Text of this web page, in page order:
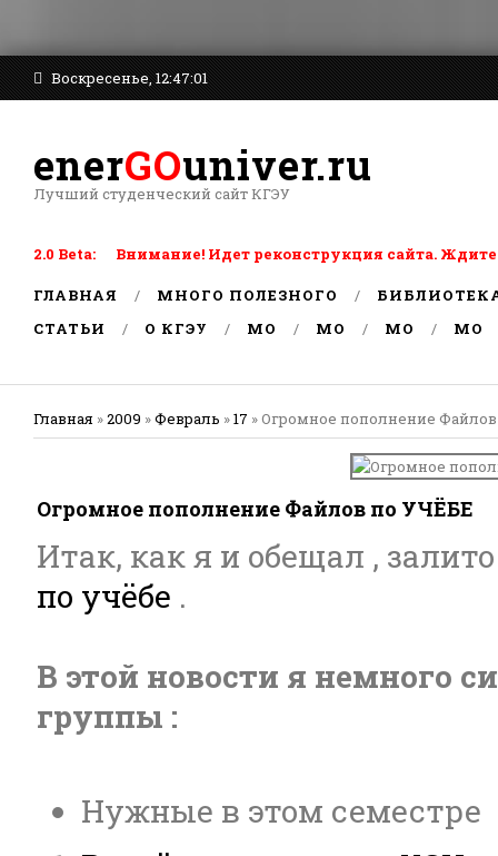
Воскресенье, 12:47:01
enerGOuniver.ru
Лучший студенческий сайт КГЭУ
2.0 Beta: Внимание! Идет реконструкция сайта. Ждите
ГЛАВНАЯ МНОГО ПОЛЕЗНОГО
СТАТЬИ
О КГЭУ MO MO MO MO
Главная »2009 »Февраль »17 » Огромное пополнение
Огромное пополнение Файлов по УЧЁБЕ
Итак, как я и обещал ,
по учёбе .
В этой новости я немного
группы :
Нужные в этом семестре